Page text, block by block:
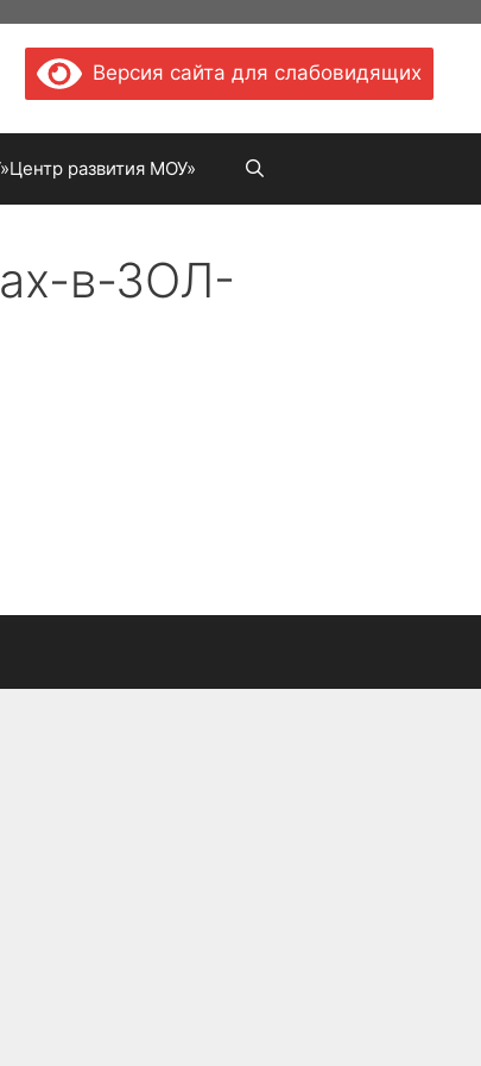
Версия сайта для слабовидящих
развития МОУ»
в-ЗОЛ-